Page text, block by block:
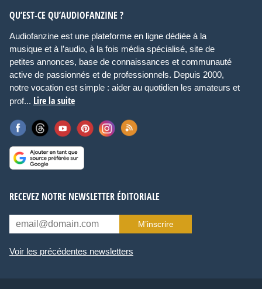
QU’EST-CE QU’AUDIOFANZINE ?
Audiofanzine est une plateforme en ligne dédiée à la
musique et à l’audio, à la fois média spécialisé, site de
petites annonces, base de connaissances et communauté
active de passionnés et de professionnels. Depuis 2000,
notre vocation est simple : aider au quotidien les amateurs et
prof... Lire la suite
RECEVEZ NOTRE NEWSLETTER ÉDITORIALE
M’inscrire
Voir les précédentes newsletters